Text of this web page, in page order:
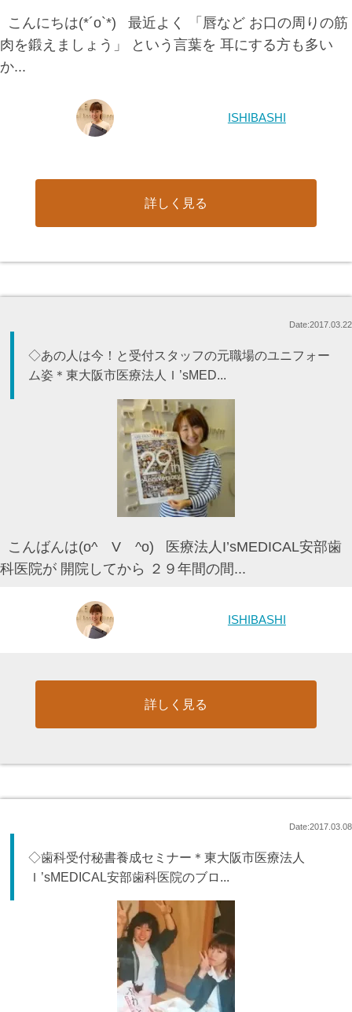
こんにちは(*´o`*) 最近よく 「唇など お口の周りの筋
肉を鍛えましょう」 という言葉を 耳にする方も多い
か...
ISHIBASHI
詳しく見る
Date:2017.03.22
◇あの人は今！と受付スタッフの元職場のユニフォー
ム姿＊東大阪市医療法人Ｉ’sMED...
こんばんは(o^ V ^o) 医療法人I’sMEDICAL安部歯
科医院が 開院してから ２９年間の間...
ISHIBASHI
詳しく見る
Date:2017.03.08
◇歯科受付秘書養成セミナー＊東大阪市医療法人
Ｉ’sMEDICAL安部歯科医院のブロ...